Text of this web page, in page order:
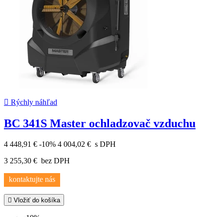
 Rýchly náhľad
BC 341S Master ochladzovač vzduchu
4 448,91 € -10% 4 004,02 € s DPH
3 255,30 € bez DPH
kontaktujte nás
 Vložiť do košíka